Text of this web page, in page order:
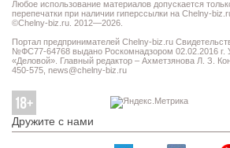
Любое использование материалов допускается
перепечатки при наличии гиперссылки на Chelny-
©Chelny-biz.ru. 2012—2026.
Портал предпринимателей Chelny-biz.ru
№ФС77-64768 выдано Роскомнадзором 02.02.2016
«Деловой». Главный редактор – Ахметзянова Л. З.
450-575, news@chelny-biz.ru
Дружите с нами